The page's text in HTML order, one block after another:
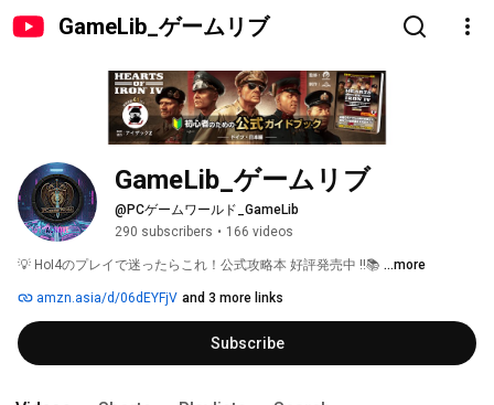
GameLib_ゲームリブ
GameLib_ゲームリブ
@PCゲームワールド_GameLib
290 subscribers • 166 videos
💡 HoI4のプレイで迷ったらこれ！公式攻略本 好評発売中 !!📚 ...more
amzn.asia/d/06dEYFjV and 3 more links
Subscribe